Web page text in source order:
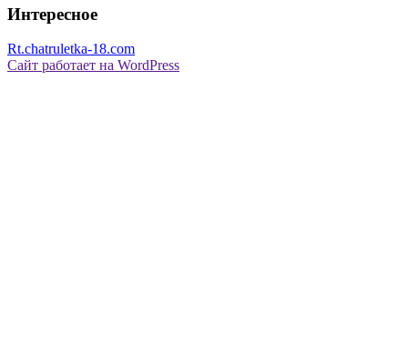
Интересное
Rt.chatruletka-18.com
Сайт работает на WordPress